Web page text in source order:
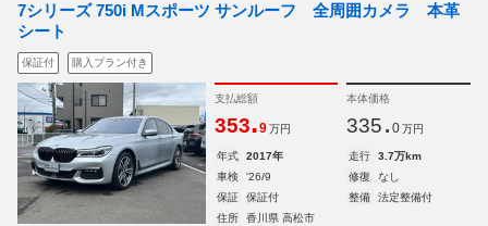
7シリーズ 750i Mスポーツ サンルーフ 全周囲カメラ 本革
シート
保証付 購入プラン付き
支払総額
353.9 万円
本体価格
335. 0 万円
年式 2017年 走行
3.7万km
車検
'26/9 修復
なし
保証
保証付 整備
法定整備付
住所
香川県 高松市